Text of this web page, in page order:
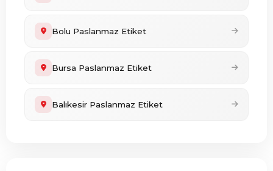
Bolu Paslanmaz Etiket
Bursa Paslanmaz Etiket
Balıkesir Paslanmaz Etiket